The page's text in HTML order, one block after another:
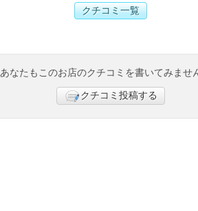
クチコミ一覧
あなたもこのお店のクチコミを書いてみませ
クチコミ投稿する